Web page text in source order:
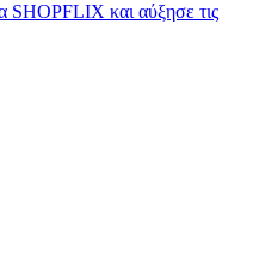
SHOPFLIX και αύξησε τις